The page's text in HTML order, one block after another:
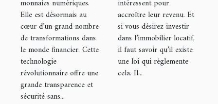
monnaies numériques.
Elle est désormais au
cœur d’un grand nombre
de transformations dans
le monde financier. Cette
technologie
révolutionnaire offre une
grande transparence et
sécurité sans...
intéressent pour
accroître leur revenu. Et
si vous désirez investir
dans l’immobilier locatif,
il faut savoir qu’il existe
une loi qui réglemente
cela. Il...